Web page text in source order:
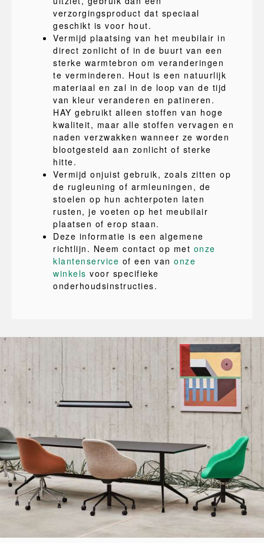
verzorgingsproduct dat speciaal
geschikt is voor hout.
Vermijd plaatsing van het meubilair in
direct zonlicht of in de buurt van een
sterke warmtebron om veranderingen
te verminderen. Hout is een natuurlijk
materiaal en zal in de loop van de tijd
van kleur veranderen en patineren.
HAY gebruikt alleen stoffen van hoge
kwaliteit, maar alle stoffen vervagen en
naden verzwakken wanneer ze worden
blootgesteld aan zonlicht of sterke
hitte.
Vermijd onjuist gebruik, zoals zitten op
de rugleuning of armleuningen, de
stoelen op hun achterpoten laten
rusten, je voeten op het meubilair
plaatsen of erop staan.
Deze informatie is een algemene
richtlijn. Neem contact op met onze
klantenservice of een van onze
winkels voor specifieke
onderhoudsinstructies.